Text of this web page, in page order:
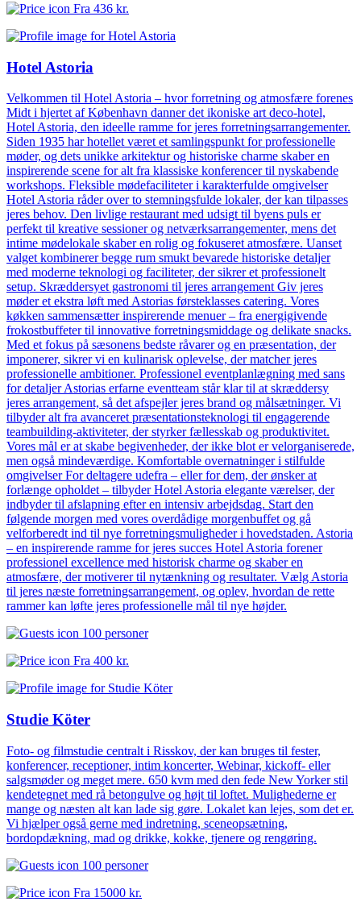
Fra 436 kr.
Hotel Astoria
Velkommen til Hotel Astoria – hvor forretning og atmosfære forenes
Midt i hjertet af København danner det ikoniske art deco-hotel,
Hotel Astoria, den ideelle ramme for jeres forretningsarrangementer.
Siden 1935 har hotellet været et samlingspunkt for professionelle
møder, og dets unikke arkitektur og historiske charme skaber en
inspirerende scene for alt fra klassiske konferencer til nyskabende
workshops. Fleksible mødefaciliteter i karakterfulde omgivelser
Hotel Astoria råder over to stemningsfulde lokaler, der kan tilpasses
jeres behov. Den livlige restaurant med udsigt til byens puls er
perfekt til kreative sessioner og netværksarrangementer, mens det
intime mødelokale skaber en rolig og fokuseret atmosfære. Uanset
valget kombinerer begge rum smukt bevarede historiske detaljer
med moderne teknologi og faciliteter, der sikrer et professionelt
setup. Skræddersyet gastronomi til jeres arrangement Giv jeres
møder et ekstra løft med Astorias førsteklasses catering. Vores
køkken sammensætter inspirerende menuer – fra energigivende
frokostbuffeter til innovative forretningsmiddage og delikate snacks.
Med et fokus på sæsonens bedste råvarer og en præsentation, der
imponerer, sikrer vi en kulinarisk oplevelse, der matcher jeres
professionelle ambitioner. Professionel eventplanlægning med sans
for detaljer Astorias erfarne eventteam står klar til at skræddersy
jeres arrangement, så det afspejler jeres brand og målsætninger. Vi
tilbyder alt fra avanceret præsentationsteknologi til engagerende
teambuilding-aktiviteter, der styrker fællesskab og produktivitet.
Vores mål er at skabe begivenheder, der ikke blot er velorganiserede,
men også mindeværdige. Komfortable overnatninger i stilfulde
omgivelser For deltagere udefra – eller for dem, der ønsker at
forlænge opholdet – tilbyder Hotel Astoria elegante værelser, der
indbyder til afslapning efter en intensiv arbejdsdag. Start den
følgende morgen med vores overdådige morgenbuffet og gå
velforberedt ind til nye forretningsmuligheder i hovedstaden. Astoria
– en inspirerende ramme for jeres succes Hotel Astoria forener
professionel excellence med historisk charme og skaber en
atmosfære, der motiverer til nytænkning og resultater. Vælg Astoria
til jeres næste forretningsarrangement, og oplev, hvordan de rette
rammer kan løfte jeres professionelle mål til nye højder.
100 personer
Fra 400 kr.
Studie Köter
Foto- og filmstudie centralt i Risskov, der kan bruges til fester,
konferencer, receptioner, intim koncerter, Webinar, kickoff- eller
salgsmøder og meget mere. 650 kvm med den fede New Yorker stil
kendetegnet med rå betongulve og højt til loftet. Mulighederne er
mange og næsten alt kan lade sig gøre. Lokalet kan lejes, som det er.
Vi hjælper også gerne med indretning, sceneopsætning,
bordopdækning, mad og drikke, kokke, tjenere og rengøring.
100 personer
Fra 15000 kr.